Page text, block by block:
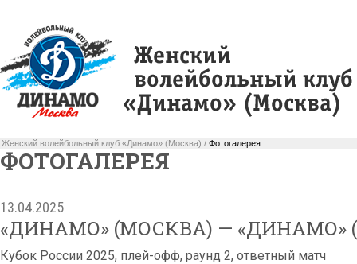
Женский волейбольный клуб «Динамо» (Москва) / Фотогалерея
ФОТОГАЛЕРЕЯ
13.04.2025
«ДИНАМО» (МОСКВА) — «ДИНАМО»
Кубок России 2025, плей-офф, раунд 2, ответный матч